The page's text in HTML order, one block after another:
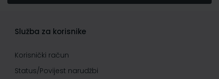
Služba za korisnike
Korisnički račun
Status/Povijest narudžbi